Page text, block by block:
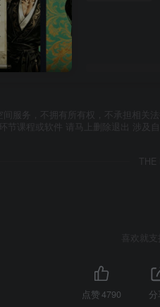
服务，不拥有所有权，不承担相
节课程或软件 请马上删除退出 涉
THE
喜欢就
点赞4790 分